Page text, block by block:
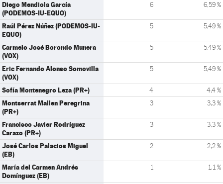
Diego Mendiola García
(PODEMOS-IU-EQUO)
6 6,59 %
Raúl Pérez Núñez (PODEMOS-IU-
EQUO)
5 5,49 %
Carmelo José Borondo Munera
(VOX)
5 5,49 %
Eric Fernando Alonso Somovilla
(VOX)
5 5,49 %
Sofía Montenegro Leza (PR+) 4 4,4 %
Montserrat Mallen Peregrina
(PR+)
3 3,3 %
Francisco Javier Rodríguez
Carazo (PR+)
3 3,3 %
José Carlos Palacios Miguel
(EB)
2 2,2 %
María del Carmen Andrés
Domínguez (EB)
1 1,1 %